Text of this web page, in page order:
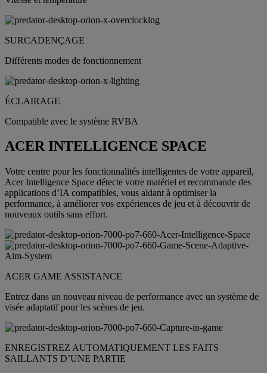
SURCADENÇAGE
Différents modes de fonctionnement
ÉCLAIRAGE
Compatible avec le système RVBA
ACER INTELLIGENCE SPACE
Votre centre pour les fonctionnalités intelligentes de votre appareil,
Acer Intelligence Space détecte votre matériel et recommande des
applications d’IA compatibles, vous aidant à optimiser la
performance, à améliorer vos expériences de jeu et à découvrir de
nouveaux outils sans effort.
ACER GAME ASSISTANCE
Entrez dans un nouveau niveau de performance avec un système de
visée adaptatif pour les scènes de jeu.
ENREGISTREZ AUTOMATIQUEMENT LES FAITS
SAILLANTS D’UNE PARTIE